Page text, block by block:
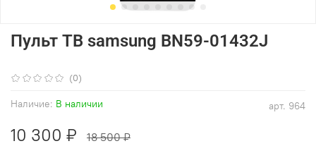
(0)
арт. 964
Наличие: В наличии
Пульт ТВ samsung BN59-01432J
10 300 ₽ 18 500 ₽